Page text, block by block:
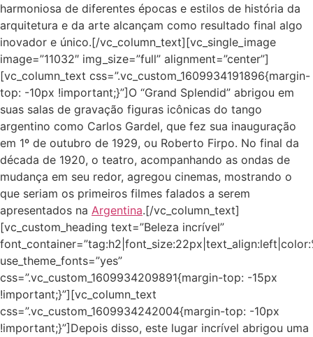
harmoniosa de diferentes épocas e estilos de história da
arquitetura e da arte alcançam como resultado final algo
inovador e único.[/vc_column_text][vc_single_image
image=”11032″ img_size=”full” alignment=”center”]
[vc_column_text css=”.vc_custom_1609934191896{margin-
top: -10px !important;}”]O “Grand Splendid” abrigou em
suas salas de gravação figuras icônicas do tango
argentino como Carlos Gardel, que fez sua inauguração
em 1º de outubro de 1929, ou Roberto Firpo. No final da
década de 1920, o teatro, acompanhando as ondas de
mudança em seu redor, agregou cinemas, mostrando o
que seriam os primeiros filmes falados a serem
apresentados na Argentina.[/vc_column_text]
[vc_custom_heading text=”Beleza incrível”
use_theme_fonts=”yes”
css=”.vc_custom_1609934209891{margin-top: -15px
!important;}”][vc_column_text
css=”.vc_custom_1609934242004{margin-top: -10px
!important;}”]Depois disso, este lugar incrível abrigou uma